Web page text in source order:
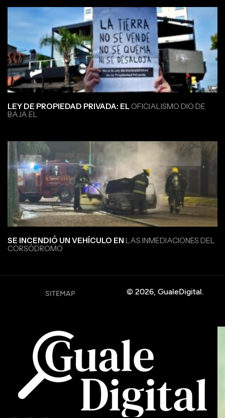
LEY DE PROPIEDAD PRIVADA: ELOFICIALISMO DIO DE
BAJA EL
SE INCENDIÓ UN VEHÍCULO EN LAS INMEDIACIONES DEL
CORSÓDROMO
© 2026, GualeDigital.
SITEMAP